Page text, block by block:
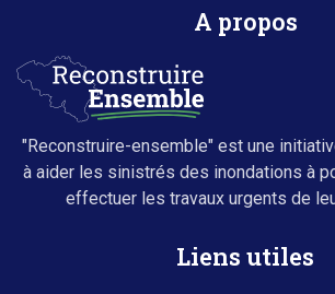
A propos
"Reconstruire-ensemble" est une
à aider les sinistrés des inondations à
effectuer les travaux urgents de
Liens utiles